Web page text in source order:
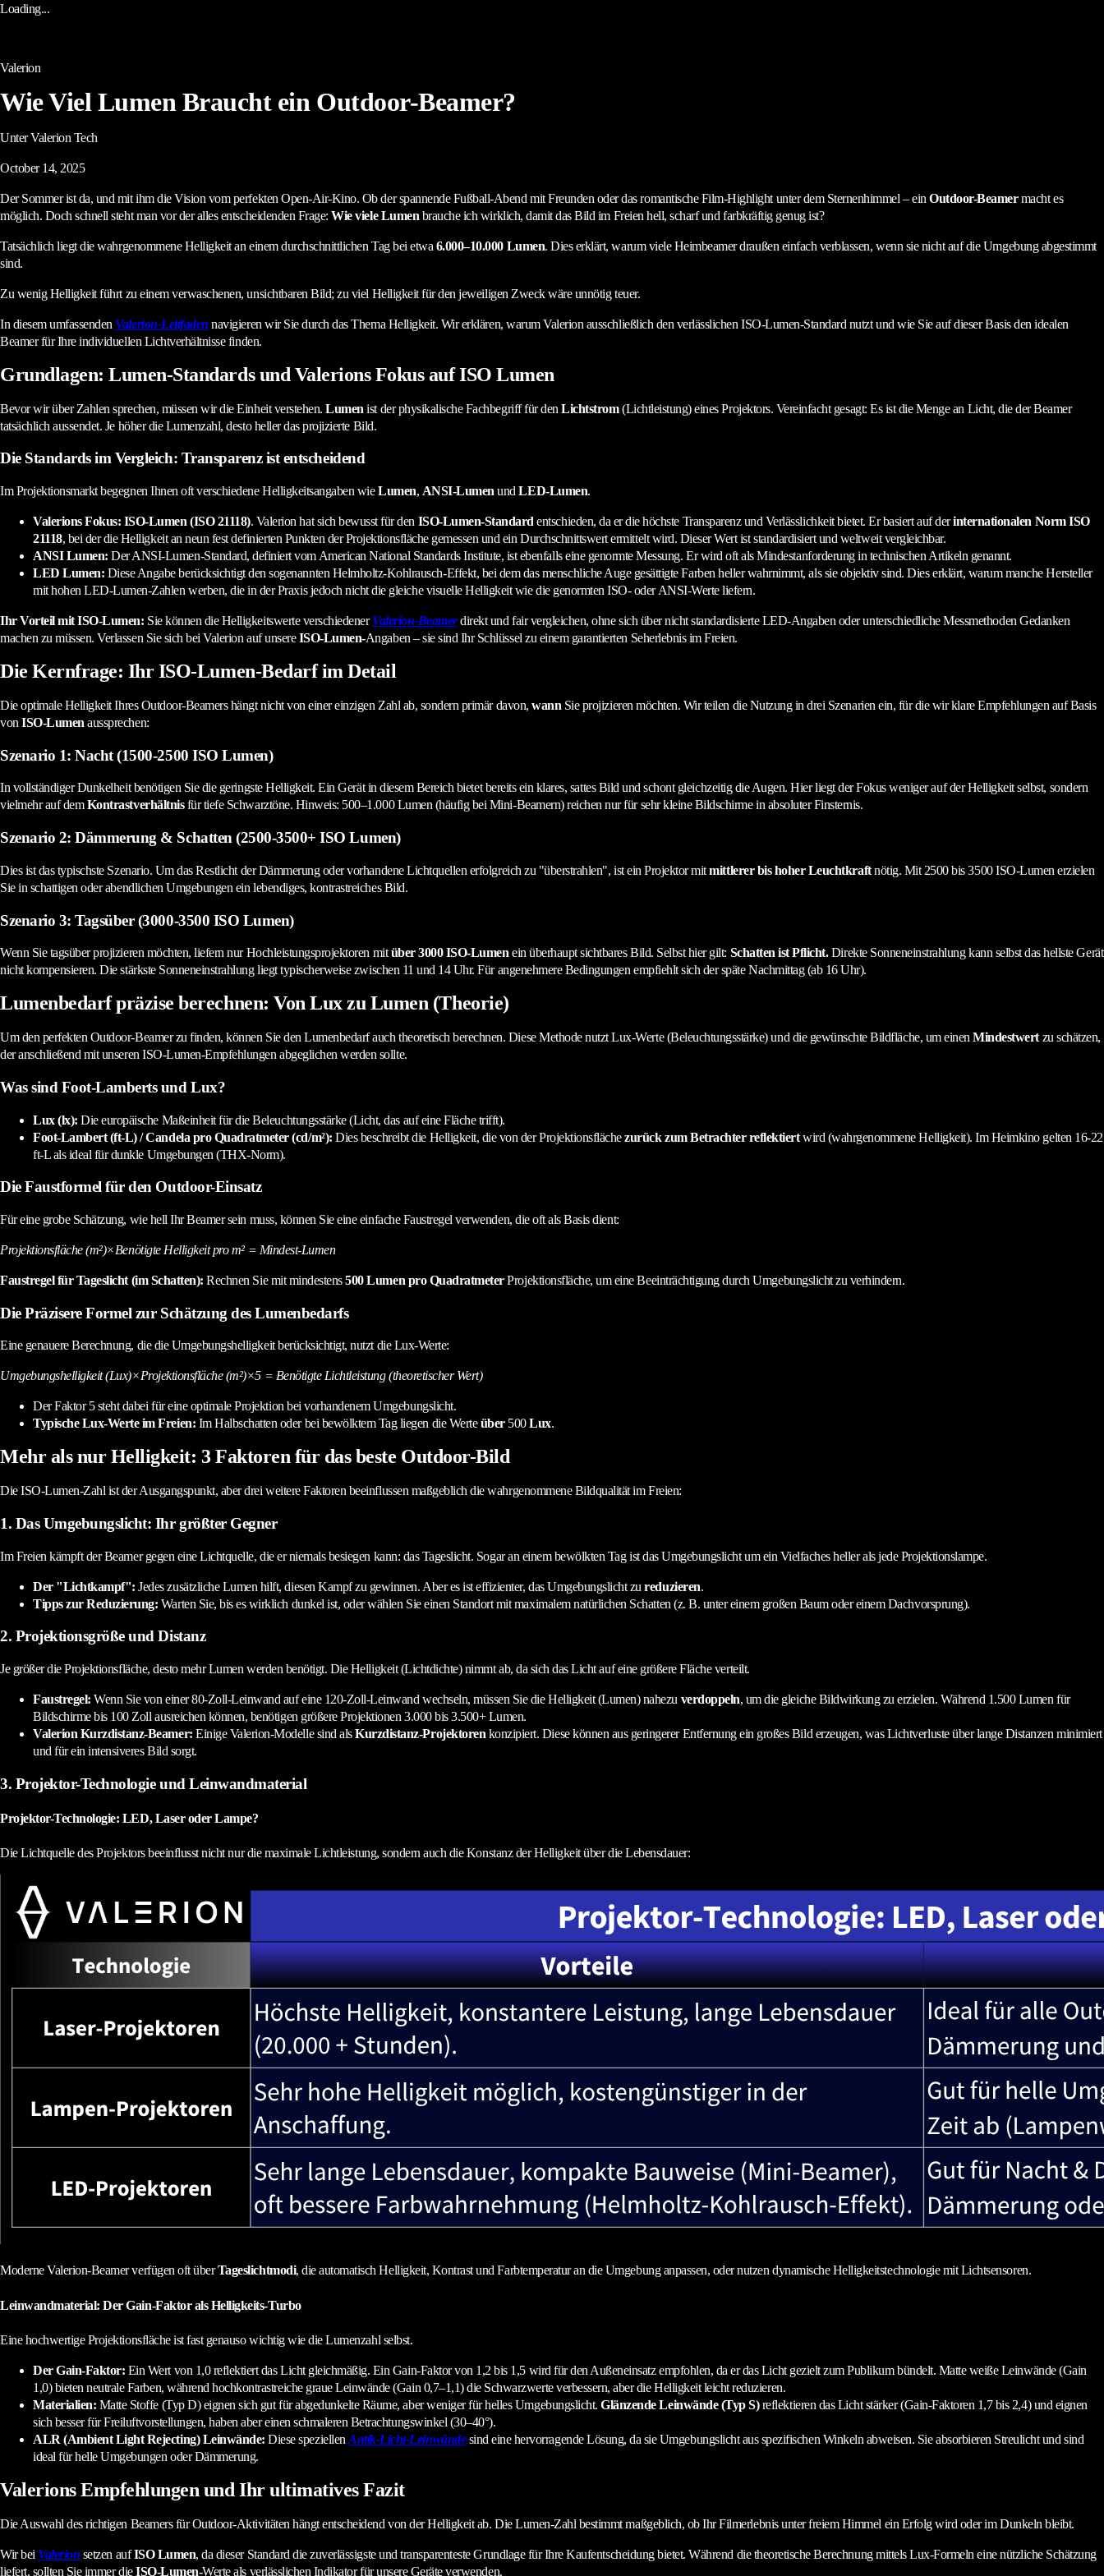
Loading...
Valerion
Wie Viel Lumen Braucht ein Outdoor-Beamer?
Unter Valerion Tech
October 14, 2025
Der Sommer ist da, und mit ihm die Vision vom perfekten Open-Air-Kino. Ob der spannende Fußball-Abend mit Freunden oder das romantische Film-Highlight unter dem Sternenhimmel – einOutdoor-Beamermacht es
möglich. Doch schnell steht man vor der alles entscheidenden Frage:Wie viele Lumen brauche ich wirklich, damit das Bild im Freien hell, scharf und farbkräftig genug ist?
Tatsächlich liegt die wahrgenommene Helligkeit an einem durchschnittlichen Tag bei etwa 6.000–10.000 Lumen. Dies erklärt, warum viele Heimbeamer draußen einfach verblassen, wenn sie nicht auf die Umgebung abgestimmt
sind.
Zu wenig Helligkeit führt zu einem verwaschenen, unsichtbaren Bild; zu viel Helligkeit für den jeweiligen Zweck wäre unnötig teuer.
In diesem umfassenden Valerion-Leitfaden navigieren wir Sie durch das Thema Helligkeit. Wir erklären, warum Valerion ausschließlich den verlässlichen ISO-Lumen-Standard nutzt und wie Sie auf dieser Basis den idealen
Beamer für Ihre individuellen Lichtverhältnisse finden.
Grundlagen: Lumen-Standards und Valerions Fokus auf ISO Lumen
Bevor wir über Zahlen sprechen, müssen wir die Einheit verstehen.Lumen ist der physikalische Fachbegriff für denLichtstrom(Lichtleistung) eines Projektors. Vereinfacht gesagt: Es ist die Menge an Licht, die der Beamer
tatsächlich aussendet. Je höher die Lumenzahl, desto heller das projizierte Bild.
Die Standards im Vergleich: Transparenz ist entscheidend
Im Projektionsmarkt begegnen Ihnen oft verschiedene Helligkeitsangaben wieLumen, ANSI-Lumen undLED-Lumen.
Valerions Fokus: ISO-Lumen (ISO 21118). Valerion hat sich bewusst für den ISO-Lumen-Standard entschieden, da er die höchste Transparenz und Verlässlichkeit bietet. Er basiert auf derinternationalen Norm ISO
21118, bei der die Helligkeit an neun fest definierten Punkten der Projektionsfläche gemessen und ein Durchschnittswert ermittelt wird. Dieser Wert ist standardisiert und weltweit vergleichbar.
ANSI Lumen: Der ANSI-Lumen-Standard, definiert vom American National Standards Institute, ist ebenfalls eine genormte Messung. Er wird oft als Mindestanforderung in technischen Artikeln genannt.
LED Lumen: Diese Angabe berücksichtigt den sogenannten Helmholtz-Kohlrausch-Effekt, bei dem das menschliche Auge gesättigte Farben heller wahrnimmt, als sie objektiv sind. Dies erklärt, warum manche Hersteller
mit hohen LED-Lumen-Zahlen werben, die in der Praxis jedoch nicht die gleiche visuelle Helligkeit wie die genormten ISO- oder ANSI-Werte liefern.
Ihr Vorteil mit ISO-Lumen: Sie können die Helligkeitswerte verschiedenerValerion-Beamerdirekt und fair vergleichen, ohne sich über nicht standardisierte LED-Angaben oder unterschiedliche Messmethoden Gedanken
machen zu müssen. Verlassen Sie sich bei Valerion auf unsereISO-Lumen-Angaben – sie sind Ihr Schlüssel zu einem garantierten Seherlebnis im Freien.
Die Kernfrage: Ihr ISO-Lumen-Bedarf im Detail
Die optimale Helligkeit Ihres Outdoor-Beamers hängt nicht von einer einzigen Zahl ab, sondern primär davon,wann Sie projizieren möchten. Wir teilen die Nutzung in drei Szenarien ein, für die wir klare Empfehlungen auf Basis
vonISO-Lumen aussprechen:
Szenario 1: Nacht (1500-2500 ISO Lumen)
In vollständiger Dunkelheit benötigen Sie die geringste Helligkeit. Ein Gerät in diesem Bereich bietet bereits ein klares, sattes Bild und schont gleichzeitig die Augen. Hier liegt der Fokus weniger auf der Helligkeit selbst, sondern
vielmehr auf demKontrastverhältnisfür tiefe Schwarztöne. Hinweis: 500–1.000 Lumen (häufig bei Mini-Beamern) reichen nur für sehr kleine Bildschirme in absoluter Finsternis.
Szenario 2: Dämmerung & Schatten (2500-3500+ ISO Lumen)
Dies ist das typischste Szenario. Um das Restlicht der Dämmerung oder vorhandene Lichtquellen erfolgreich zu "überstrahlen", ist ein Projektor mitmittlerer bis hoher Leuchtkraftnötig. Mit 2500 bis 3500 ISO-Lumen erzielen
Sie in schattigen oder abendlichen Umgebungen ein lebendiges, kontrastreiches Bild.
Szenario 3: Tagsüber (3000-3500 ISO Lumen)
Wenn Sie tagsüber projizieren möchten, liefern nur Hochleistungsprojektoren mitüber 3000 ISO-Lumen ein überhaupt sichtbares Bild. Selbst hier gilt: Schatten ist Pflicht.Direkte Sonneneinstrahlung kann selbst das hellste Gerät
nicht kompensieren. Die stärkste Sonneneinstrahlung liegt typischerweise zwischen 11 und 14 Uhr. Für angenehmere Bedingungen empfiehlt sich der späte Nachmittag (ab 16 Uhr).
Lumenbedarf präzise berechnen: Von Lux zu Lumen (Theorie)
Um den perfekten Outdoor-Beamer zu finden, können Sie den Lumenbedarf auch theoretisch berechnen. Diese Methode nutzt Lux-Werte (Beleuchtungsstärke) und die gewünschte Bildfläche, um einenMindestwert zu schätzen,
der anschließend mit unseren ISO-Lumen-Empfehlungen abgeglichen werden sollte.
Was sind Foot-Lamberts und Lux?
Lux (lx): Die europäische Maßeinheit für die Beleuchtungsstärke (Licht, das auf eine Fläche trifft).
Foot-Lambert (ft-L) / Candela pro Quadratmeter (cd/m²): Dies beschreibt die Helligkeit, die von der Projektionsflächezurück zum Betrachter reflektiertwird (wahrgenommene Helligkeit). Im Heimkino gelten 16-22
ft-L als ideal für dunkle Umgebungen (THX-Norm).
Die Faustformel für den Outdoor-Einsatz
Für eine grobe Schätzung, wie hell Ihr Beamer sein muss, können Sie eine einfache Faustregel verwenden, die oft als Basis dient:
Projektionsfläche (m²)×Benötigte Helligkeit pro m² = Mindest-Lumen
Faustregel für Tageslicht (im Schatten): Rechnen Sie mit mindestens500 Lumen pro QuadratmeterProjektionsfläche, um eine Beeinträchtigung durch Umgebungslicht zu verhindern.
Die Präzisere Formel zur Schätzung des Lumenbedarfs
Eine genauere Berechnung, die die Umgebungshelligkeit berücksichtigt, nutzt die Lux-Werte:
Umgebungshelligkeit (Lux)×Projektionsfläche (m²)×5 = Benötigte Lichtleistung (theoretischer Wert)
Der Faktor 5 steht dabei für eine optimale Projektion bei vorhandenem Umgebungslicht.
Typische Lux-Werte im Freien: Im Halbschatten oder bei bewölktem Tag liegen die Werteüber500Lux.
Mehr als nur Helligkeit: 3 Faktoren für das beste Outdoor-Bild
Die ISO-Lumen-Zahl ist der Ausgangspunkt, aber drei weitere Faktoren beeinflussen maßgeblich die wahrgenommene Bildqualität im Freien:
1. Das Umgebungslicht: Ihr größter Gegner
Im Freien kämpft der Beamer gegen eine Lichtquelle, die er niemals besiegen kann: das Tageslicht. Sogar an einem bewölkten Tag ist das Umgebungslicht um ein Vielfaches heller als jede Projektionslampe.
Der "Lichtkampf": Jedes zusätzliche Lumen hilft, diesen Kampf zu gewinnen. Aber es ist effizienter, das Umgebungslicht zureduzieren.
Tipps zur Reduzierung: Warten Sie, bis es wirklich dunkel ist, oder wählen Sie einen Standort mit maximalem natürlichen Schatten (z. B. unter einem großen Baum oder einem Dachvorsprung).
2. Projektionsgröße und Distanz
Je größer die Projektionsfläche, desto mehr Lumen werden benötigt. Die Helligkeit (Lichtdichte) nimmt ab, da sich das Licht auf eine größere Fläche verteilt.
Faustregel: Wenn Sie von einer 80-Zoll-Leinwand auf eine 120-Zoll-Leinwand wechseln, müssen Sie die Helligkeit (Lumen) nahezu verdoppeln, um die gleiche Bildwirkung zu erzielen. Während 1.500 Lumen für
Bildschirme bis 100 Zoll ausreichen können, benötigen größere Projektionen 3.000 bis 3.500+ Lumen.
Valerion Kurzdistanz-Beamer: Einige Valerion-Modelle sind alsKurzdistanz-Projektoren konzipiert. Diese können aus geringerer Entfernung ein großes Bild erzeugen, was Lichtverluste über lange Distanzen minimiert
und für ein intensiveres Bild sorgt.
3. Projektor-Technologie und Leinwandmaterial
Projektor-Technologie: LED, Laser oder Lampe?
Die Lichtquelle des Projektors beeinflusst nicht nur die maximale Lichtleistung, sondern auch die Konstanz der Helligkeit über die Lebensdauer:
Moderne Valerion-Beamer verfügen oft überTageslichtmodi, die automatisch Helligkeit, Kontrast und Farbtemperatur an die Umgebung anpassen, oder nutzen dynamische Helligkeitstechnologie mit Lichtsensoren.
Leinwandmaterial: Der Gain-Faktor als Helligkeits-Turbo
Eine hochwertige Projektionsfläche ist fast genauso wichtig wie die Lumenzahl selbst.
Der Gain-Faktor: Ein Wert von 1,0 reflektiert das Licht gleichmäßig. Ein Gain-Faktor von 1,2 bis 1,5 wird für den Außeneinsatz empfohlen, da er das Licht gezielt zum Publikum bündelt. Matte weiße Leinwände (Gain
1,0) bieten neutrale Farben, während hochkontrastreiche graue Leinwände (Gain 0,7–1,1) die Schwarzwerte verbessern, aber die Helligkeit leicht reduzieren.
Materialien: Matte Stoffe (Typ D) eignen sich gut für abgedunkelte Räume, aber weniger für helles Umgebungslicht.Glänzende Leinwände (Typ S)reflektieren das Licht stärker (Gain-Faktoren 1,7 bis 2,4) und eignen
sich besser für Freiluftvorstellungen, haben aber einen schmaleren Betrachtungswinkel (30–40°).
ALR (Ambient Light Rejecting) Leinwände: Diese speziellenAntik-Licht-Leinwändesind eine hervorragende Lösung, da sie Umgebungslicht aus spezifischen Winkeln abweisen. Sie absorbieren Streulicht und sind
ideal für helle Umgebungen oder Dämmerung.
Valerions Empfehlungen und Ihr ultimatives Fazit
Die Auswahl des richtigen Beamers für Outdoor-Aktivitäten hängt entscheidend von der Helligkeit ab. Die Lumen-Zahl bestimmt maßgeblich, ob Ihr Filmerlebnis unter freiem Himmel ein Erfolg wird oder im Dunkeln bleibt.
Wir bei Valerion setzen aufISO Lumen, da dieser Standard die zuverlässigste und transparenteste Grundlage für Ihre Kaufentscheidung bietet. Während die theoretische Berechnung mittels Lux-Formeln eine nützliche Schätzung
liefert, sollten Sie immer dieISO-Lumen-Werte als verlässlichen Indikator für unsere Geräte verwenden.